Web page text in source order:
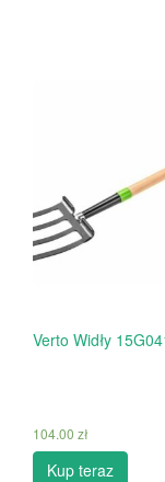
Verto Widły
104.00 zł
Kup teraz